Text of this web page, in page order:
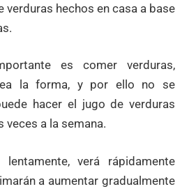
verduras hechos en casa a base
es comer verduras,
la forma, y por ello no se
hacer el jugo de verduras
veces a la semana.
verá rápidamente
a aumentar gradualmente